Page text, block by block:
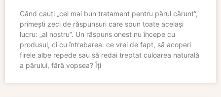
Când cauți „cel mai bun tratament pentru părul cărunt”,
primești zeci de răspunsuri care spun toate același
lucru: „al nostru”. Un răspuns onest nu începe cu
produsul, ci cu întrebarea: ce vrei de fapt, să acoperi
firele albe repede sau să redai treptat culoarea naturală
a părului, fără vopsea? Îți